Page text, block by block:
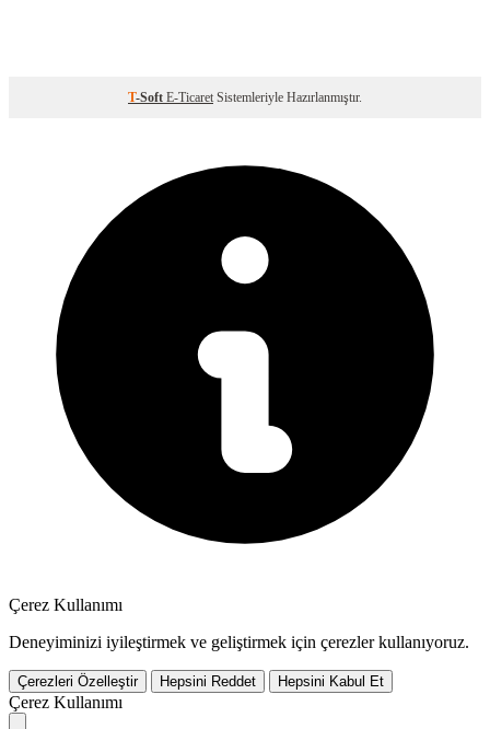
T-Soft E-Ticaret Sistemleriyle Hazırlanmıştır.
Çerez Kullanımı
Deneyiminizi iyileştirmek ve geliştirmek için çerezler kullanıyoruz.
Çerezleri Özelleştir Hepsini Reddet Hepsini Kabul Et
Çerez Kullanımı